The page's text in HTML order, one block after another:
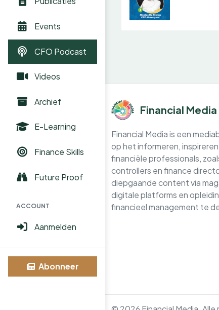
Events
CFO Podcast
Videos
Archief
E-Learning
Finance Skills
Future Proof
ACCOUNT
Aanmelden
Abonneer
Financial Media
Financial Media is een
op het informeren,
financiële professionals,
controllers en finance
diepgaande content via
digitale platforms en
financieel management te